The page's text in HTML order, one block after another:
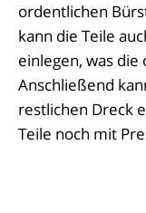
ordentlichen
kann die Teile
einlegen, was
Anschließend
restlichen Dreck
Teile noch mit